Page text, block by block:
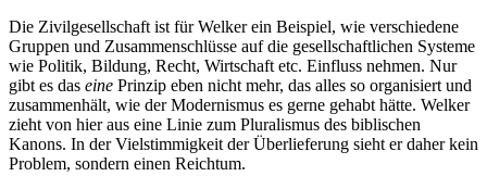
Die Zivilgesellschaft ist für Welker ein Beispiel, wie verschiedene
Gruppen und Zusammenschlüsse auf die gesellschaftlichen Systeme
wie Politik, Bildung, Recht, Wirtschaft etc. Einfluss nehmen. Nur
gibt es das eine Prinzip eben nicht mehr, das alles so organisiert und
zusammenhält, wie der Modernismus es gerne gehabt hätte. Welker
zieht von hier aus eine Linie zum Pluralismus des biblischen
Kanons. In der Vielstimmigkeit der Überlieferung sieht er daher kein
Problem, sondern einen Reichtum.